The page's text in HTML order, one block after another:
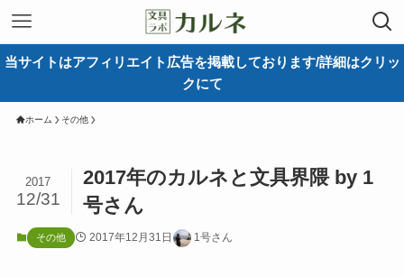
当サイトはアフィリエイト広告を掲載しております/詳細はクリッ
クにて
ホーム その他
2017年のカルネと文具界隈 by 1
号さん
2017
12/31
その他 2017年12月31日 1号さん